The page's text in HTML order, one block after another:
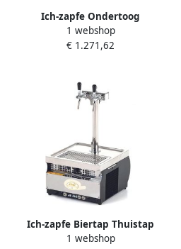
Ich-zapfe Ondertoog
biertapinstallatie AS-40 2-
weg dompelkoeler Green
1 webshop
€ 1.271,62
Ich-zapfe Biertap Thuistap
Kontakt 55 2-leiding 50 liter
1 webshop